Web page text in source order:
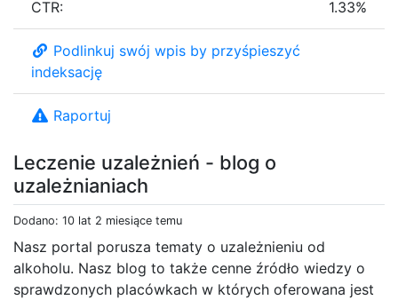
Leczenie uzależnień - blog o
uzależnianiach
Dodano: 10 lat 2 miesiące temu
Nasz portal porusza tematy o uzależnieniu od
alkoholu. Nasz blog to także cenne źródło wiedzy o
sprawdzonych placówkach w których oferowana jest
CTR: 1.33%
Podlinkuj swój wpis by przyśpieszyć
indeksację
Raportuj